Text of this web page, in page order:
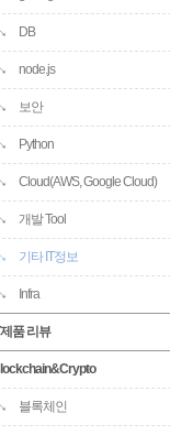
DB
node.js
보안
Python
Cloud(AWS, Google Cloud)
개발 Tool
기타 IT정보
Infra
제품 리뷰
블록체인